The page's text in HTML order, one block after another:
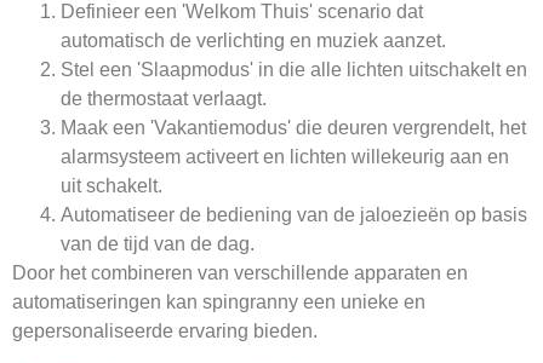
Definieer een 'Welkom Thuis' scenario dat
automatisch de verlichting en muziek aanzet.
Stel een 'Slaapmodus' in die alle lichten uitschakelt en
de thermostaat verlaagt.
Maak een 'Vakantiemodus' die deuren vergrendelt, het
alarmsysteem activeert en lichten willekeurig aan en
uit schakelt.
Automatiseer de bediening van de jaloezieën op basis
van de tijd van de dag.
Door het combineren van verschillende apparaten en
automatiseringen kan spingranny een unieke en
gepersonaliseerde ervaring bieden.